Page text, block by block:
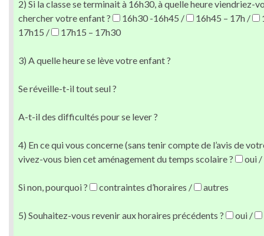
2) Si la classe se terminait à 16h30, à quelle heure viendriez-
chercher votre enfant ?
16h30 -16h45 / 16h45 – 17h /
17h15 /
17h15 – 17h30
3) A quelle heure se lève votre enfant ?
Se réveille-t-il tout seul ?
A-t-il des difficultés pour se lever ?
4) En ce qui vous concerne (sans tenir compte de l’avis de
vivez-vous bien cet aménagement du temps scolaire ?
oui /
Si non, pourquoi ? contraintes d’horaires / autres
5) Souhaitez-vous revenir aux horaires précédents ? oui /